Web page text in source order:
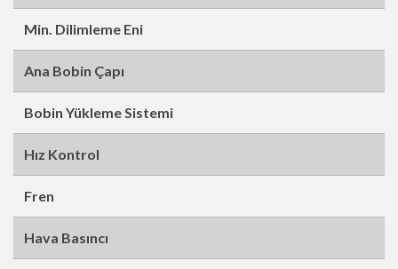
Min. Dilimleme Eni
Ana Bobin Çapı
Bobin Yükleme Sistemi
Hız Kontrol
Fren
Hava Basıncı